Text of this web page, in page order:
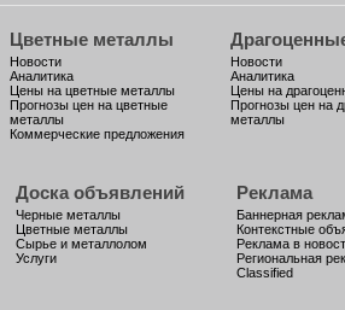
Цветные металлы
Новости
Аналитика
Цены на цветные металлы
Прогнозы цен на цветные
металлы
Коммерческие предложения
Новости
Аналитика
Цены на
Прогнозы цен на
металлы
Доска объявлений
Черные металлы
Цветные металлы
Сырье и металлолом
Услуги
Реклама
Баннерная
Контекстные
Реклама в
Региональная
Classified